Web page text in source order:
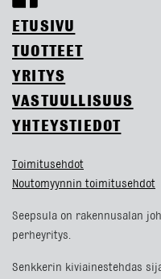
ETUSIVU
TUOTTEET
YRITYS
VASTUULLISUUS
YHTEYSTIEDOT
Toimitusehdot
Noutomyynnin toimitusehdot
Seepsula on rakennusalan
perheyritys.
Senkkerin kiviainestehdas